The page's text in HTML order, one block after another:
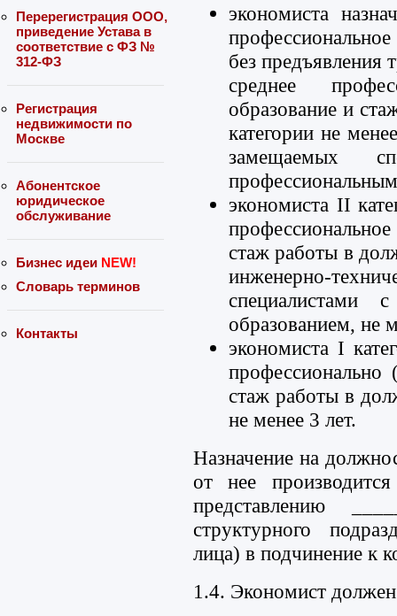
Перерегистрация ООО,
приведение Устава в
соответствие с ФЗ №
312-ФЗ
Регистрация
недвижимости по
Москве
Абонентское
юридическое
обслуживание
Бизнес идеи NEW!
Словарь терминов
Контакты
экономиста
без предъявления
среднее
образование и
категории не
замещаемых
экономиста II
стаж работы в
инженерно-
специалистами
образованием, не
экономиста I
профессионально
стаж работы в
не менее 3 лет.
Назначение на
от нее
представлению
структурного
лица) в подчинение к
1.4. Экономист должен